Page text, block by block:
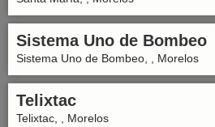
Sistema Uno de Bombeo
Sistema Uno de Bombeo, , Morelos
Telixtac
Telixtac, , Morelos